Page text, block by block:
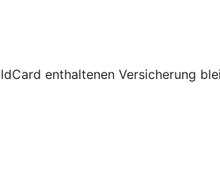
enthaltenen Versicherung